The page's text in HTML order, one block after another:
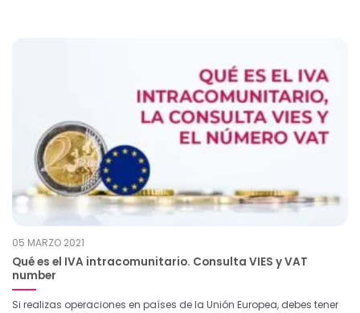
05 MARZO 2021
Qué es el IVA intracomunitario. Consulta VIES y VAT
number
Si realizas operaciones en países de la Unión Europea, debes tener